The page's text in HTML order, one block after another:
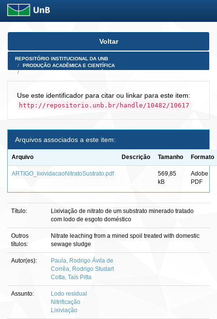
Skip
Voltar
REPOSITÓRIO INSTITUCIONAL DA UNB
PRODUÇÃO ACADÊMICA E CIENTÍFICA
Use este identificador para citar ou linkar para este item:
http://repositorio.unb.br/handle/10482/10617
Arquivos associados a este item:
Arquivo Descrição Tamanho Formato
ARTIGO_lixividacaoNitratoSustrato.pdf
569,85
kB
Adobe
PDF
Título:
Lixiviação de nitrato de um substrato minerado tratado
com lodo de esgoto doméstico
Outros
títulos:
Nitrate leaching from a mined spoil treated with domestic
sewage sludge
Autor(es):
Paula, Rodrigo Ávila de
Corrêa, Rodrigo Studart
Cotta, Taís Pitta
Assunto:
Lodo residual
Nitrificação
Lixiviação